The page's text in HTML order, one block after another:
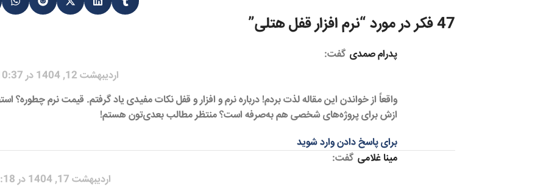
47 فکر در مورد “ نرم افزار قفل هتلی”
پدرام صمدی گفت:
اردیبهشت 12, 1404 در 10:37 ب.ظ
واقعاً از خواندن این مقاله لذت بردم! درباره نرم و افزار و قفل نکات مفیدی یاد گرفتم. قیمت نرم چطوره؟
ازش برای پروژه‌های شخصی هم به‌صرفه است؟ منتظر مطالب بعدی‌تون هستم!
برای پاسخ دادن وارد شوید
مینا غلامی گفت:
اردیبهشت 17, 1404 در 4:18 ق.ظ